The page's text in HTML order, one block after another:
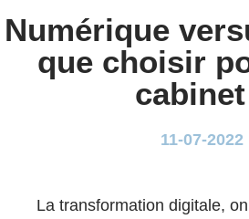
Numérique
que choisir
cabinet
11-07-2022
La transformation digitale,